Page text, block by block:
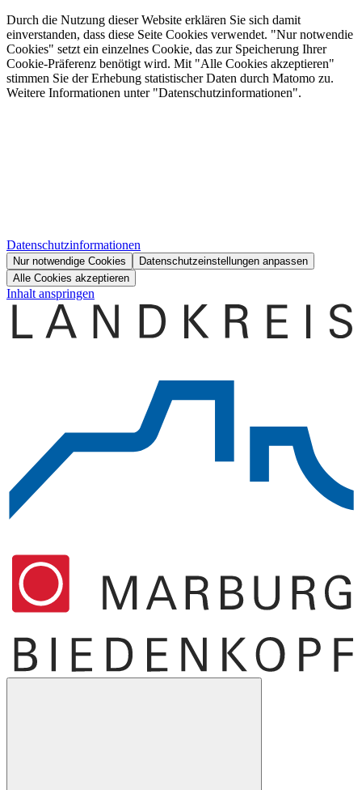
Durch die Nutzung dieser Website erklären Sie sich damit
einverstanden, dass diese Seite Cookies verwendet. "Nur notwendie
Cookies" setzt ein einzelnes Cookie, das zur Speicherung Ihrer
Cookie-Präferenz benötigt wird. Mit "Alle Cookies akzeptieren"
stimmen Sie der Erhebung statistischer Daten durch Matomo zu.
Weitere Informationen unter "Datenschutzinformationen".
Datenschutzinformationen
Nur notwendige Cookies
Datenschutzeinstellungen anpassen
Alle Cookies akzeptieren
Inhalt anspringen